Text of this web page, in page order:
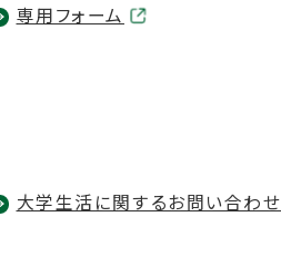
外
別
専用フォーム
大学生活に関するお問い合わせ